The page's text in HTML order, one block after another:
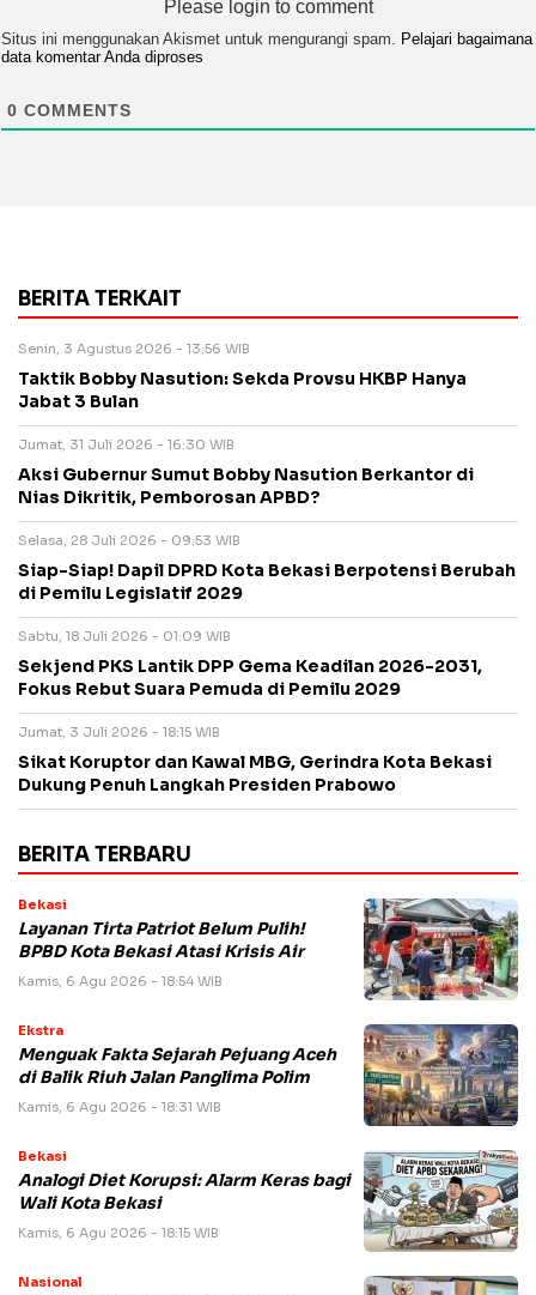
Please login to comment
Situs ini menggunakan Akismet untuk mengurangi spam. Pelajari bagaimana
data komentar Anda diproses
0 COMMENTS
BERITA TERKAIT
Senin, 3 Agustus 2026 - 13:56 WIB
Taktik Bobby Nasution: Sekda Provsu HKBP Hanya
Jabat 3 Bulan
Jumat, 31 Juli 2026 - 16:30 WIB
Aksi Gubernur Sumut Bobby Nasution Berkantor di
Nias Dikritik, Pemborosan APBD?
Selasa, 28 Juli 2026 - 09:53 WIB
Siap-Siap! Dapil DPRD Kota Bekasi Berpotensi Berubah
di Pemilu Legislatif 2029
Sabtu, 18 Juli 2026 - 01:09 WIB
Sekjend PKS Lantik DPP Gema Keadilan 2026-2031,
Fokus Rebut Suara Pemuda di Pemilu 2029
Jumat, 3 Juli 2026 - 18:15 WIB
Sikat Koruptor dan Kawal MBG, Gerindra Kota Bekasi
Dukung Penuh Langkah Presiden Prabowo
BERITA TERBARU
Bekasi
Layanan Tirta Patriot Belum Pulih!
BPBD Kota Bekasi Atasi Krisis Air
Kamis, 6 Agu 2026 - 18:54 WIB
Ekstra
Menguak Fakta Sejarah Pejuang Aceh
di Balik Riuh Jalan Panglima Polim
Kamis, 6 Agu 2026 - 18:31 WIB
Bekasi
Analogi Diet Korupsi: Alarm Keras bagi
Wali Kota Bekasi
Kamis, 6 Agu 2026 - 18:15 WIB
Nasional